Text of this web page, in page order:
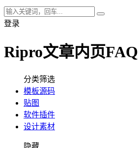
登录
Ripro文章内页FAQ
分类筛选
模板源码
贴图
软件插件
设计素材
隐藏